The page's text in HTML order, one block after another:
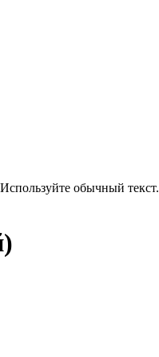
обычный текст.